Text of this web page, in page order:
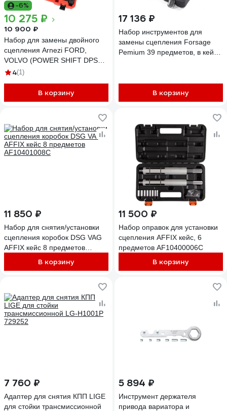
-6%
10 275 ₽
10 900 ₽
Набор для замены двойного
сцепления Arnezi FORD,
VOLVO (POWER SHIFT DPS6,
6DCT250 ) R7702201
4(1)
В корзину
17 136 ₽
Набор инструментов для
замены сцепления Forsage
Pemium 39 предметов, в кейсе
В корзину
11 850 ₽
Набор для снятия/установки
сцепления коробок DSG VAG
AFFIX кейс 8 предметов
В корзину
11 500 ₽
Набор оправок для установки
сцепления AFFIX кейс, 6
предметов AF10400006C
В корзину
7 760 ₽
Адаптер для снятия КПП LIGE
для стойки трансмиссионной
5 894 ₽
Инструмент держателя
привода вариатора и